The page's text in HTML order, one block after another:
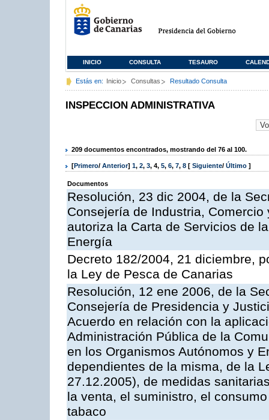
INICIO CONSULTA TESAURO
Estás en: Inicio Consultas Resultado Consulta
INSPECCION ADMINISTRATIVA
209 documentos encontrados, mostrando del 76 al 100.
[Primero/ Anterior] 1, 2, 3, 4, 5, 6, 7, 8 [ Siguiente/ Último ]
Documentos
Resolución, 23 dic 2004, de la
Consejería de Industria,
autoriza la Carta de Servicios de
Energía
Decreto 182/2004, 21 diciembre,
la Ley de Pesca de Canarias
Resolución, 12 ene 2006, de la
Consejería de Presidencia y
Acuerdo en relación con la
Administración Pública de la
en los Organismos Autónomos y
dependientes de la misma, de la
27.12.2005), de medidas
la venta, el suministro, el
tabaco